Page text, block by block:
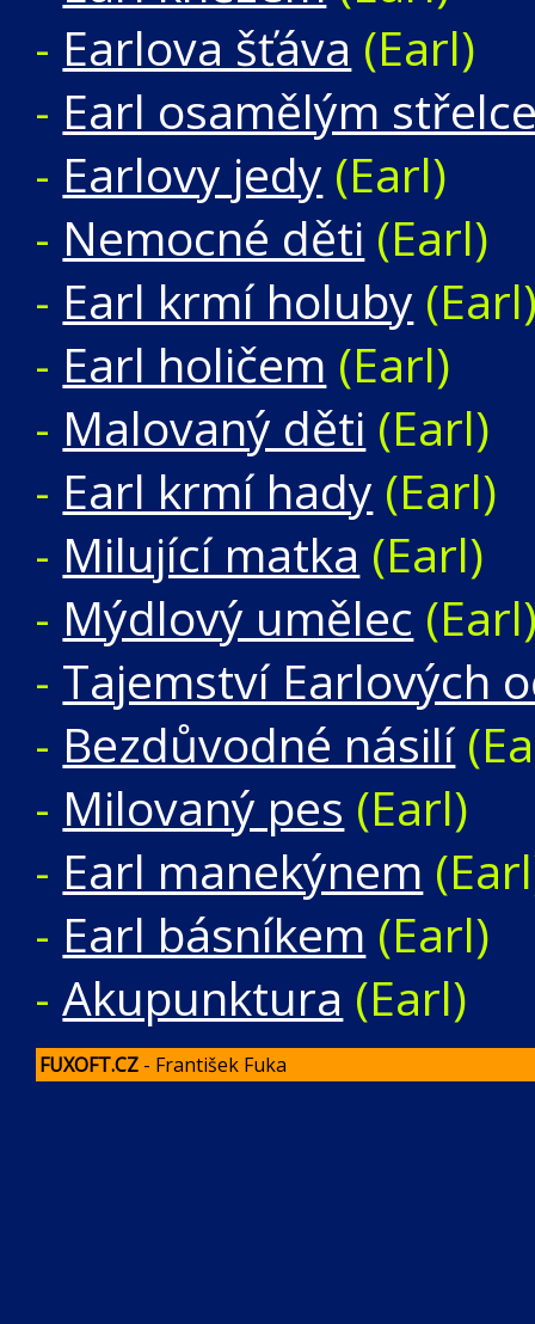
- Earlova šťáva (Earl)
- Earl osamělým
- Earlovy jedy (Earl)
- Nemocné děti (Earl)
- Earl krmí holuby
- Earl holičem (Earl)
- Malovaný děti (Earl)
- Earl krmí hady (Earl)
- Milující matka (Earl)
- Mýdlový umělec
- Tajemství Earlových
- Bezdůvodné násilí
- Milovaný pes (Earl)
- Earl manekýnem
- Earl básníkem (Earl)
-Akupunktura (Earl)
FUXOFT.CZ- František Fuka